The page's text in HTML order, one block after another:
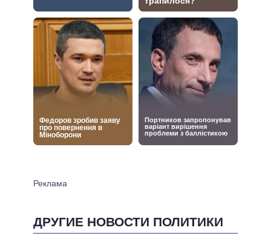
ДРУГИЕ НОВОСТИ ПОЛИТИКИ